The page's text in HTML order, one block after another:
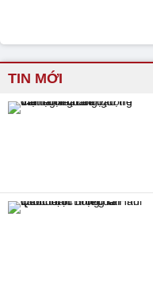
TIN MỚI